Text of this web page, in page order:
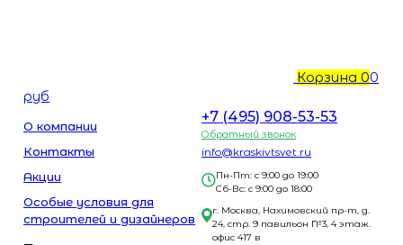
Корзина 00
руб
О компании
Контакты
Акции
Особые условия для
строителей и дизайнеров
+7 (495) 908-53-53
Обратный звонок
info@kraskivtsvet.ru
Пн-Пт: с 9:00 до 19:00
Сб-Вс: с 9:00 до 18:00
г. Москва, Нахимовский пр-т, д.
24, стр. 9 павильон №3, 4 этаж.
офис 417 в